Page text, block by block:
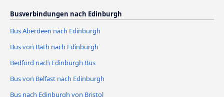
Busverbindungen nach Edinburgh
Bus Aberdeen nach Edinburgh
Bus von Bath nach Edinburgh
Bedford nach Edinburgh Bus
Bus von Belfast nach Edinburgh
Bus nach Edinburgh von Bristol